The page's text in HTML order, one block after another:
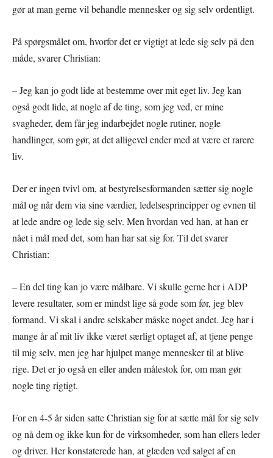
gør at man gerne vil behandle mennesker og sig selv ordentligt.
På spørgsmålet om, hvorfor det er vigtigt at lede sig selv på den
måde, svarer Christian:
– Jeg kan jo godt lide at bestemme over mit eget liv. Jeg kan
også godt lide, at nogle af de ting, som jeg ved, er mine
svagheder, dem får jeg indarbejdet nogle rutiner, nogle
handlinger, som gør, at det alligevel ender med at være et rarere
liv.
Der er ingen tvivl om, at bestyrelsesformanden sætter sig nogle
mål og når dem via sine værdier, ledelsesprincipper og evnen til
at lede andre og lede sig selv. Men hvordan ved han, at han er
nået i mål med det, som han har sat sig for. Til det svarer
Christian:
– En del ting kan jo være målbare. Vi skulle gerne her i ADP
levere resultater, som er mindst lige så gode som før, jeg blev
formand. Vi skal i andre selskaber måske noget andet. Jeg har i
mange år af mit liv ikke været særligt optaget af, at tjene penge
til mig selv, men jeg har hjulpet mange mennesker til at blive
rige. Det er jo også en eller anden målestok for, om man gør
nogle ting rigtigt.
For en 4-5 år siden satte Christian sig for at sætte mål for sig selv
og nå dem og ikke kun for de virksomheder, som han ellers leder
og driver. Her konstaterede han, at glæden ved salget af en